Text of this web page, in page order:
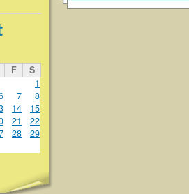
F
S
1
7
8
14
15
21
22
28
29
11